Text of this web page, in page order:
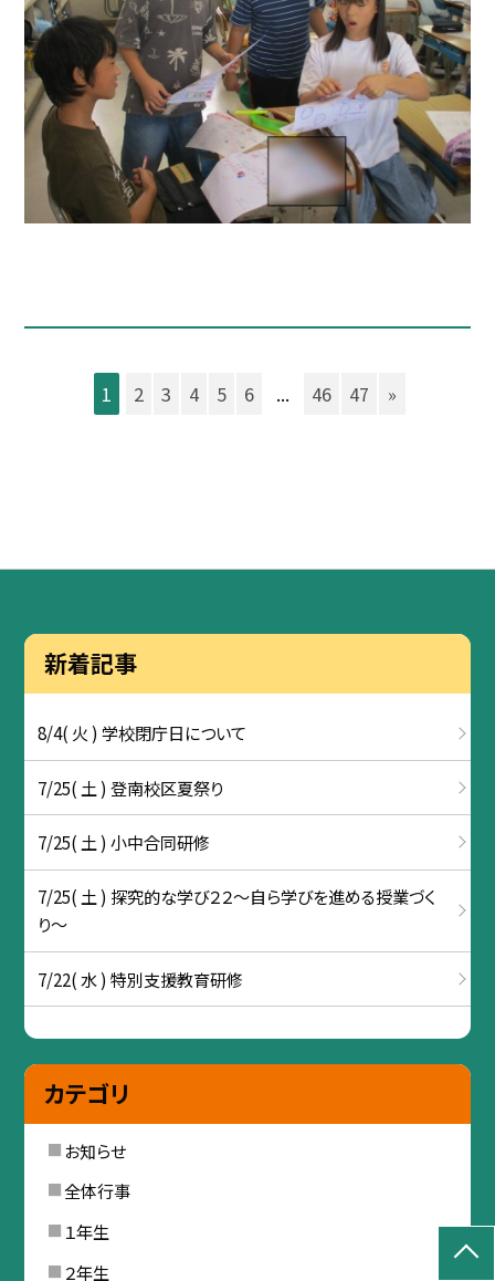
1 2 3 4 5 6 ... 46 47 »
新着記事
8/4( 火 ) 学校閉庁日について
7/25( 土 ) 登南校区夏祭り
7/25( 土 ) 小中合同研修
7/25( 土 ) 探究的な学び２２～自ら学びを進める授業づく
り～
7/22( 水 ) 特別支援教育研修
カテゴリ
お知らせ
全体行事
１年生
２年生